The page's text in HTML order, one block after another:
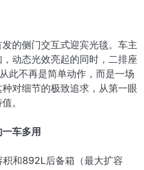
的侧门交互式迎宾光毯。车主
动态光效亮起的同时，二排座
此不再是简单动作，而是一场
对细节的极致追求，从第一眼
。
车多用
和892L后备箱（最大扩容